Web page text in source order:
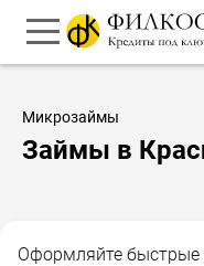
Микрозаймы
Займы в
Оформляйте быстрые